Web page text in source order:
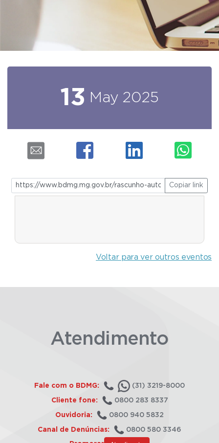
13 May 2025
Copiar link
Voltar para ver outros eventos
Atendimento
Fale com o BDMG: (31) 3219-8000
Cliente fone: 0800 283 8337
Ouvidoria: 0800 940 5832
Canal de Denúncias: 0800 580 3346